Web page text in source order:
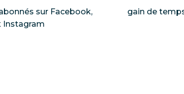
sur Facebook,
Instagram
gain de